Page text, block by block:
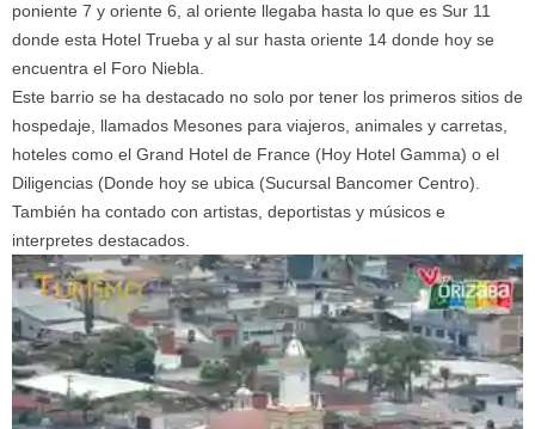
poniente 7 y oriente 6, al oriente llegaba hasta lo que es Sur 11
donde esta Hotel Trueba y al sur hasta oriente 14 donde hoy se
encuentra el Foro Niebla.
Este barrio se ha destacado no solo por tener los primeros sitios de
hospedaje, llamados Mesones para viajeros, animales y carretas,
hoteles como el Grand Hotel de France (Hoy Hotel Gamma) o el
Diligencias (Donde hoy se ubica (Sucursal Bancomer Centro).
También ha contado con artistas, deportistas y músicos e
interpretes destacados.